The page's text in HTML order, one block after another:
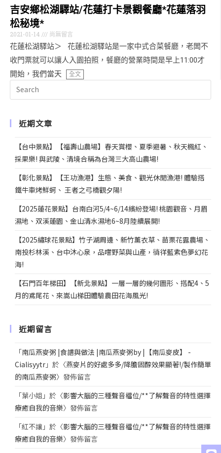
吉安鄉松湖驛站/花蓮打卡景觀餐廳*花蓮落羽
松秘境*
2021-01-14 尚無留言
花蓮松湖驛站＞ 花蓮松湖驛站是一家中式合菜餐廳，老闆不
收門票就可以讓人入園拍照，餐廳的營業時間是早上11:00才
開始，我們當天
全文
近期文章
【台中景點】【福壽山農場】春天賞櫻、夏季避暑、秋天楓紅、
採果樂! 與武陵、清境合稱為台灣三大高山農場!
【彰化景點】【王功漁港】生態、美食、觀光休閒漁港! 體驗搭
鐵牛車烤鮮蚵、 王者之弓橋觀夕陽!
【2025蓮花景點】台南白河5/4~6/14繽紛登場! 桃園觀音、月眉
濕地、双溪蓮園、金山清水濕地6~8月陸續展開!
【2025繡球花景點】竹子湖周邊、新竹薰衣草、苗栗花露農場、
南投杉林溪、台中沐心泉，品嚐野菜與山產，徜徉藍紫色夢幻花
海!
【石門百年梯田】【新北景點】一層一層的幾何圖形、搭配4、5
月的鳶尾花、來嵩山梯田體驗農田花海風光!
近期留言
「南瓜燕麥粥 |食譜與做法 |南瓜燕麥粥by |【南瓜麥皮】 -
Cialisyytr 」於〈燕麥片的好處多多/降膽固醇效果顯著!/製作簡單
的南瓜燕麥粥〉發佈留言
「葉小姐 」於〈影響大腦的三種聲音檔位/**了解聲音的特性選擇
療癒自我的音樂〉發佈留言
「紅不讓 」於〈影響大腦的三種聲音檔位/**了解聲音的特性選擇
療癒自我的音樂〉發佈留言